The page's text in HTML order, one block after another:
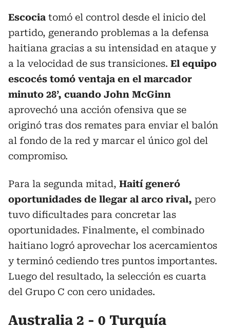
Escocia tomó el control desde el inicio del
partido, generando problemas a la defensa
haitiana gracias a su intensidad en ataque y
a la velocidad de sus transiciones. El equipo
escocés tomó ventaja en el marcador
minuto 28’, cuando John McGinn
aprovechó una acción ofensiva que se
originó tras dos remates para enviar el balón
al fondo de la red y marcar el único gol del
compromiso.
Para la segunda mitad, Haití generó
oportunidades de llegar al arco rival, pero
tuvo dificultades para concretar las
oportunidades. Finalmente, el combinado
haitiano logró aprovechar los acercamientos
y terminó cediendo tres puntos importantes.
Luego del resultado, la selección es cuarta
del Grupo C con cero unidades.
Australia 2 - 0 Turquía